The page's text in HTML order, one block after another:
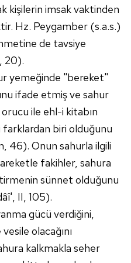
kişilerin imsak vaktinden
Hz. Peygamber (s.a.s.)
de tavsiye
20).
yemeğinde "bereket"
ifade etmiş ve sahur
ile ehl-i kitabın
farklardan biri olduğunu
46). Onun sahurla ilgili
fakihler, sahura
sünnet olduğunu
II, 105).
gücü verdiğini,
olacağını
kalkmakla seher